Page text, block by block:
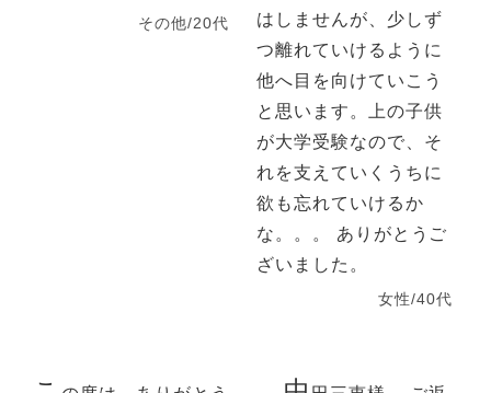
その他/20代
はしませんが、少しず
つ離れていけるように
他へ目を向けていこう
と思います。上の子供
が大学受験なので、そ
れを支えていくうちに
欲も忘れていけるか
な。。。 ありがとうご
ざいました。
女性/40代